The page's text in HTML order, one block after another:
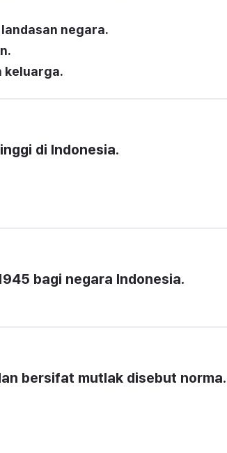
negara.
keluarga.
di Indonesia.
bagi negara Indonesia.
bersifat mutlak disebut